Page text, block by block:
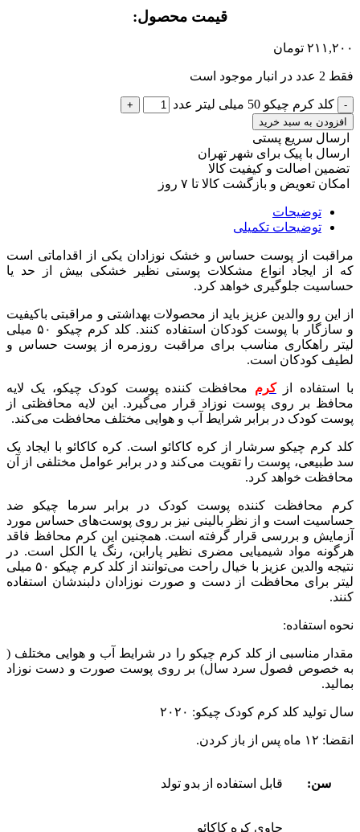
قیمت محصول:​
۲۱۱,۲۰۰ تومان
فقط 2 عدد در انبار موجود است
کلد کرم چیکو 50 میلی لیتر عدد
افزودن به سبد خرید
ارسال سریع پستی
ارسال با پیک برای شهر تهران
تضمین اصالت و کیفیت کالا
امکان تعویض و بازگشت کالا تا ۷ روز
توضیحات
توضیحات تکمیلی
مراقبت از پوست حساس و خشک نوزادان یکی از اقداماتی است
که از ایجاد انواع مشکلات پوستی نظیر خشکی بیش از حد یا
حساسیت جلوگیری خواهد کرد.
از این رو والدین عزیز باید از محصولات بهداشتی و مراقبتی باکیفیت
و سازگار با پوست کودکان استفاده کنند. کلد کرم چیکو ۵۰ میلی
لیتر راهکاری مناسب برای مراقبت روزمره از پوست حساس و
لطیف کودکان است.
با استفاده ازکرم محافظت کننده پوست کودک چیکو، یک لایه
محافظ بر روی پوست نوزاد قرار می‌گیرد. این لایه محافظتی از
پوست کودک در برابر شرایط آب و هوایی مختلف محافظت می‌کند.
کلد کرم چیکو سرشار از کره کاکائو است. کره کاکائو با ایجاد یک
سد طبیعی، پوست را تقویت می‌کند و در برابر عوامل مختلفی از آن
محافظت خواهد کرد.
کرم محافظت کننده پوست کودک در برابر سرما چیکو ضد
حساسیت است و از نظر بالینی نیز بر روی پوست‌های حساس مورد
آزمایش و بررسی قرار گرفته است. همچنین این کرم محافظ فاقد
هرگونه مواد شیمیایی مضری نظیر پارابن، رنگ یا الکل است. در
نتیجه والدین عزیز با خیال راحت می‌توانند از کلد کرم چیکو ۵۰ میلی
لیتر برای محافظت از دست و صورت نوزادان دلبندشان استفاده
کنند.
نحوه استفاده:
مقدار مناسبی از کلد کرم چیکو را در شرایط آب و هوایی مختلف (
به خصوص فصول سرد سال) بر روی پوست صورت و دست نوزاد
بمالید.
سال تولید کلد کرم کودک چیکو: ۲۰۲۰
انقضا: ۱۲ ماه پس از باز کردن.
سن: قابل استفاده از بدو تولد
حاوی کره کاکائو